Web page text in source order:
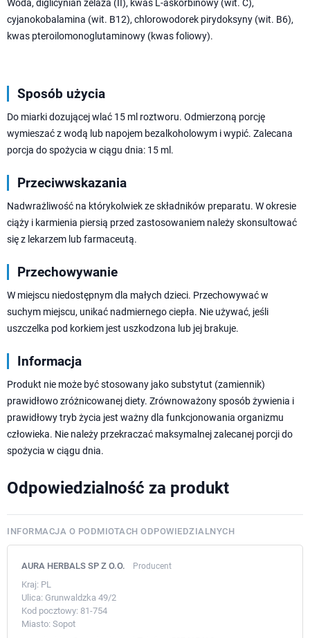
Woda, diglicynian żelaza (II), kwas L-askorbinowy (wit. C),
cyjanokobalamina (wit. B12), chlorowodorek pirydoksyny (wit. B6),
kwas pteroilomonoglutaminowy (kwas foliowy).
Sposób użycia
Do miarki dozującej wlać 15 ml roztworu. Odmierzoną porcję
wymieszać z wodą lub napojem bezalkoholowym i wypić. Zalecana
porcja do spożycia w ciągu dnia: 15 ml.
Przeciwwskazania
Nadwrażliwość na którykolwiek ze składników preparatu. W okresie
ciąży i karmienia piersią przed zastosowaniem należy skonsultować
się z lekarzem lub farmaceutą.
Przechowywanie
W miejscu niedostępnym dla małych dzieci. Przechowywać w
suchym miejscu, unikać nadmiernego ciepła. Nie używać, jeśli
uszczelka pod korkiem jest uszkodzona lub jej brakuje.
Informacja
Produkt nie może być stosowany jako substytut (zamiennik)
prawidłowo zróżnicowanej diety. Zrównoważony sposób żywienia i
prawidłowy tryb życia jest ważny dla funkcjonowania organizmu
człowieka. Nie należy przekraczać maksymalnej zalecanej porcji do
spożycia w ciągu dnia.
Odpowiedzialność za produkt
INFORMACJA O PODMIOTACH ODPOWIEDZIALNYCH
AURA HERBALS SP Z O.O. Producent
Kraj: PL
Ulica: Grunwaldzka 49/2
Kod pocztowy: 81-754
Miasto: Sopot